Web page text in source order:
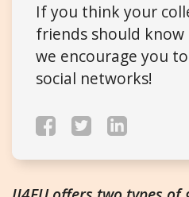
If you think your
friends should
we encourage you
social networks!